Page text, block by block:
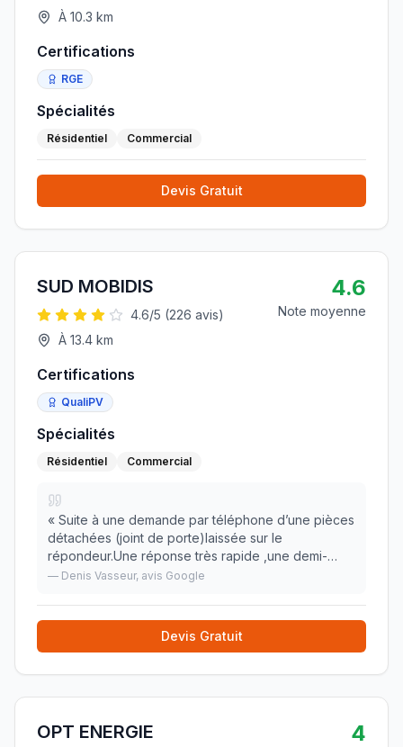
À 10.3 km
Certifications
RGE
Spécialités
Résidentiel Commercial
Devis Gratuit
SUD MOBIDIS
4.6/5 (226 avis)
À 13.4 km
4.6
Note moyenne
Certifications
QualiPV
Spécialités
Résidentiel Commercial
« Suite à une demande par téléphone d’une pièces
détachées (joint de porte)laissée sur le
répondeur.Une réponse très rapide ,une demi-
heure après mon appel et une commande faite le
vôtre ge»
— Denis Vasseur, avis Google
Devis Gratuit
OPT ENERGIE 4